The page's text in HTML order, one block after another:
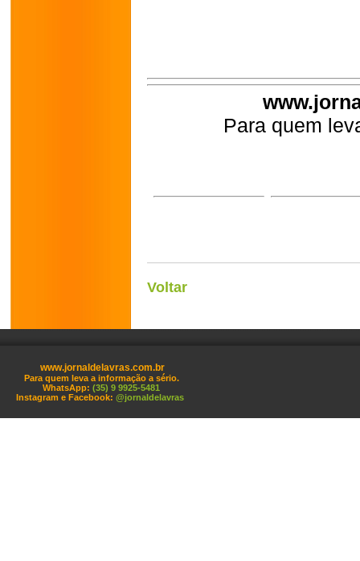
Para quem
Voltar
www.jornaldelavras.com.br
Para quem leva a informação a sério.
WhatsApp: (35) 9 9925-5481
Instagram e Facebook: @jornaldelavras